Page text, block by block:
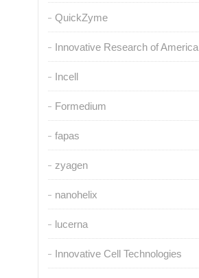
QuickZyme
Innovative Research of America
Incell
Formedium
fapas
zyagen
nanohelix
lucerna
Innovative Cell Technologies